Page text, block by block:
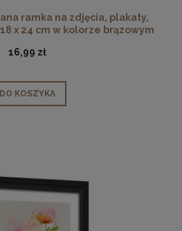
ramka na zdjęcia, plakaty,
x 24 cm w kolorze brązowym
16,99 zł
DO KOSZYKA